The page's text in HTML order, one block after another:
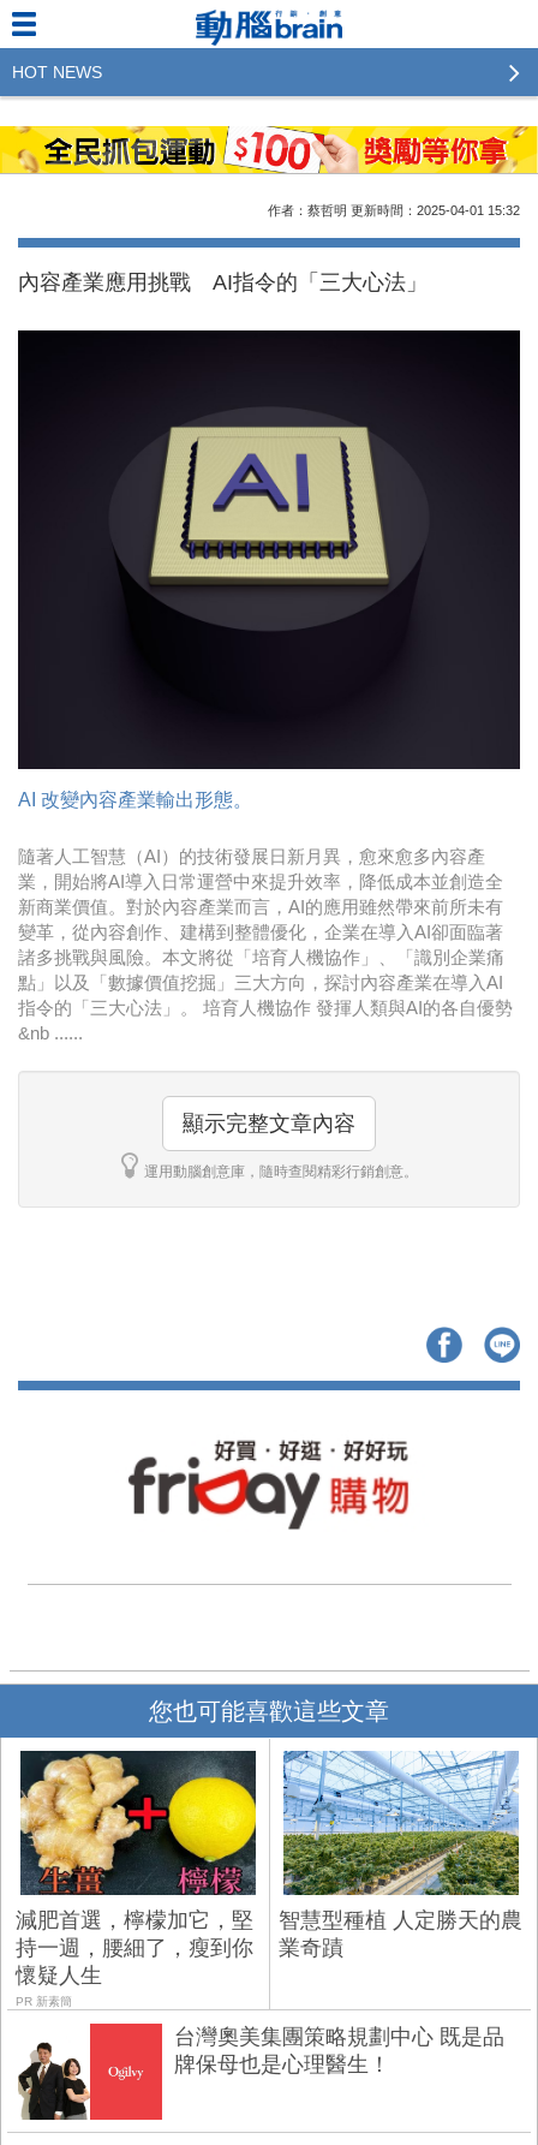
作者：蔡哲明 更新時間：2025-04-01 15:32
內容產業應用挑戰 AI指令的「三大心法」
AI 改變內容產業輸出形態。
隨著人工智慧（AI）的技術發展日新月異，愈來愈多內容產
業，開始將AI導入日常運營中來提升效率，降低成本並創造全
新商業價值。對於內容產業而言，AI的應用雖然帶來前所未有
變革，從內容創作、建構到整體優化，企業在導入AI卻面臨著
諸多挑戰與風險。本文將從「培育人機協作」、「識別企業痛
點」以及「數據價值挖掘」三大方向，探討內容產業在導入AI
指令的「三大心法」。 培育人機協作 發揮人類與AI的各自優勢
&nb ......
顯示完整文章內容
運用動腦創意庫，隨時查閱精彩行銷創意。
您也可能喜歡這些文章
減肥首選，檸檬加它，堅
持一週，腰細了，瘦到你
懷疑人生
PR 新素簡
智慧型種植 人定勝天的農
業奇蹟
台灣奧美集團策略規劃中心 既是品
牌保母也是心理醫生！
HOT NEWS
2023行銷傳播傑出貢獻獎 啟動徵件！期許參賽作品
更創新及具影響力
2022行銷傳播傑出貢獻獎得獎名單揭曉，近400位行
域動行銷公布人事異動
CSD中衛營運長張德成：中衛跳脫框架 玩出口罩新
金獎的代價 牛恆泰：沒人知道我失去什麼！
搞？（上）